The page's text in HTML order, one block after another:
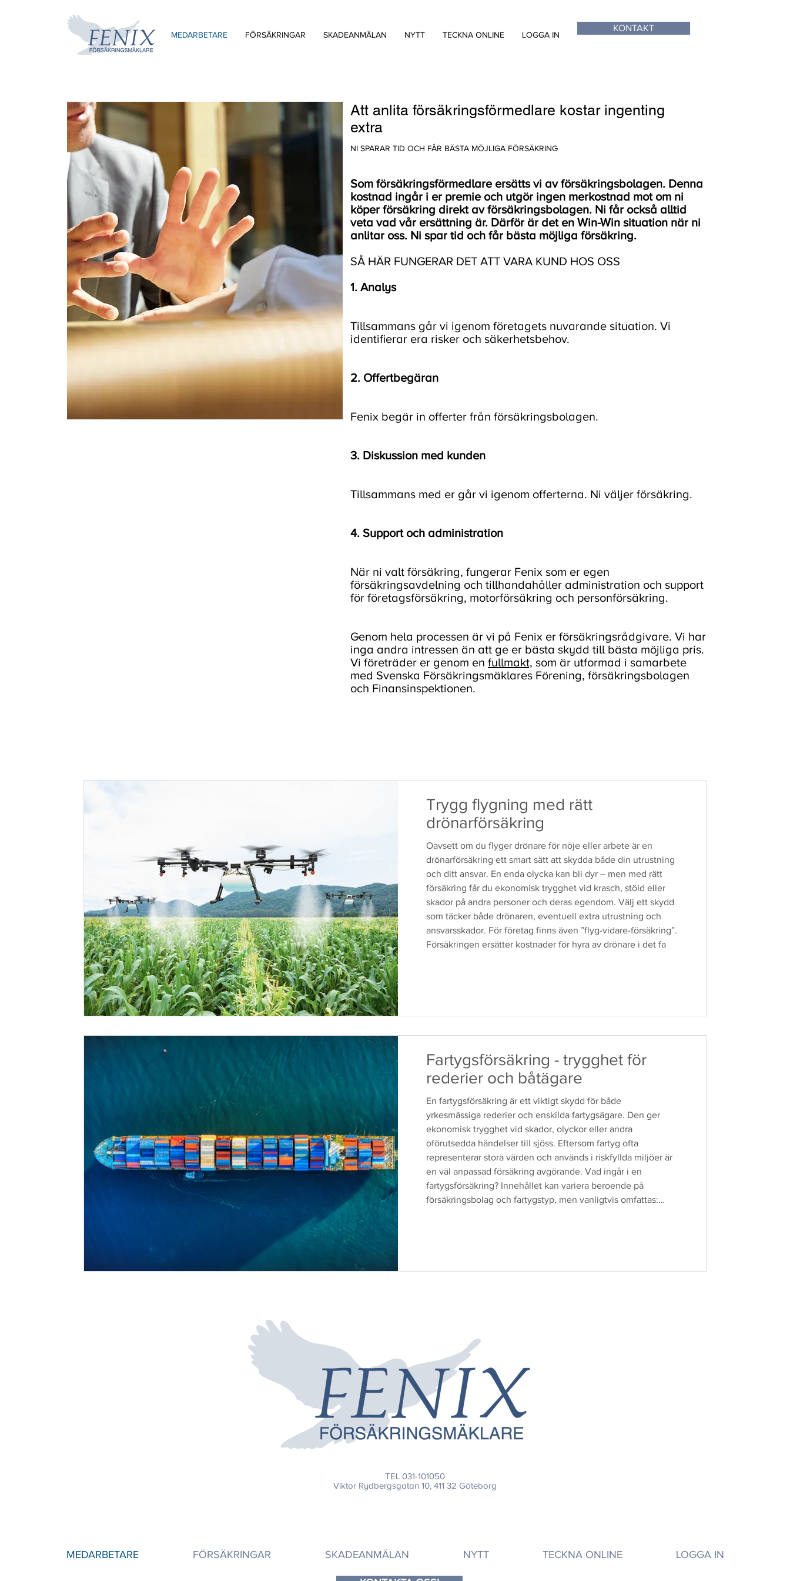
MEDARBETARE FÖRSÄKRINGAR SKADEANMÄLAN NYTT TECKNA ONLINE LOGGA IN
KONTAKT
Att anlita försäkringsförmedlare kostar ingenting
extra
NI SPARAR TID OCH FÅR BÄSTA MÖJLIGA FÖRSÄKRING
Som försäkringsförmedlare ersätts vi av försäkringsbolagen. Denna
kostnad ingår i er premie och utgör ingen merkostnad mot om ni
köper försäkring direkt av försäkringsbolagen. Ni får också alltid
veta vad vår ersättning är. Därför är det en Win-Win situation när ni
anlitar oss. Ni spar tid och får bästa möjliga försäkring.
SÅ HÄR FUNGERAR DET ATT VARA KUND HOS OSS
1. Analys
Tillsammans går vi igenom företagets nuvarande situation. Vi
identifierar era risker och säkerhetsbehov.
2. Offertbegäran
Fenix begär in offerter från försäkringsbolagen.
3. Diskussion med kunden
Tillsammans med er går vi igenom offerterna. Ni väljer försäkring.
4. Support och administration
När ni valt försäkring, fungerar Fenix som er egen
försäkringsavdelning och tillhandahåller administration och support
för företagsförsäkring, motorförsäkring och personförsäkring.
Genom hela processen är vi på Fenix er försäkringsrådgivare. Vi har
inga andra intressen än att ge er bästa skydd till bästa möjliga pris.
Vi företräder er genom en fullmakt, som är utformad i samarbete
med Svenska Försäkringsmäklares Förening, försäkringsbolagen
och Finansinspektionen.
Trygg flygning med rätt
drönarförsäkring
Oavsett om du flyger drönare för nöje eller arbete är en
drönarförsäkring ett smart sätt att skydda både din utrustning
och ditt ansvar. En enda olycka kan bli dyr – men med rätt
försäkring får du ekonomisk trygghet vid krasch, stöld eller
skador på andra personer och deras egendom. Välj ett skydd
som täcker både drönaren, eventuell extra utrustning och
ansvarsskador. För företag finns även ”flyg-vidare-försäkring”.
Försäkringen ersätter kostnader för hyra av drönare i det fa
Fartygsförsäkring - trygghet för
rederier och båtägare
En fartygsförsäkring är ett viktigt skydd för både
yrkesmässiga rederier och enskilda fartygsägare. Den ger
ekonomisk trygghet vid skador, olyckor eller andra
oförutsedda händelser till sjöss. Eftersom fartyg ofta
representerar stora värden och används i riskfyllda miljöer är
en väl anpassad försäkring avgörande. Vad ingår i en
fartygsförsäkring? Innehållet kan variera beroende på
försäkringsbolag och fartygstyp, men vanligtvis omfattas:
TEL 031-101050
Viktor Rydbergsgatan 10, 411 32 Göteborg
MEDARBETARE FÖRSÄKRINGAR SKADEANMÄLAN NYTT TECKNA ONLINE LOGGA IN